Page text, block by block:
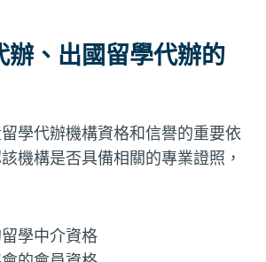
辦、出國留學代辦的
學代辦機構資格和信譽的重要依
機構是否具備相關的專業證照，
學中介資格